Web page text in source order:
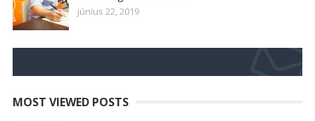
június 22, 2019
MOST VIEWED POSTS